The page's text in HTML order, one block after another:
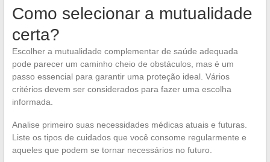
Como selecionar a mutualidade
certa?
Escolher a mutualidade complementar de saúde adequada
pode parecer um caminho cheio de obstáculos, mas é um
passo essencial para garantir uma proteção ideal. Vários
critérios devem ser considerados para fazer uma escolha
informada.
Analise primeiro suas necessidades médicas atuais e futuras.
Liste os tipos de cuidados que você consome regularmente e
aqueles que podem se tornar necessários no futuro.